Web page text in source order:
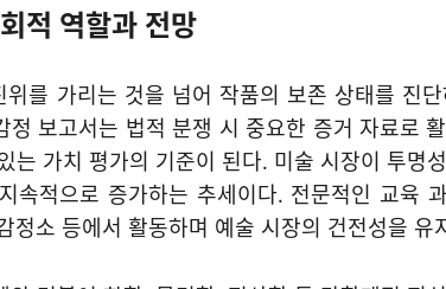
적 역할과 전망
를 가리는 것을 넘어 작품의 보존 상태를 진
정 보고서는 법적 분쟁 시 중요한 증거 자료로
는 가치 평가의 기준이 된다. 미술 시장이 투명
속적으로 증가하는 추세이다. 전문적인 교육
정소 등에서 활동하며 예술 시장의 건전성을 유